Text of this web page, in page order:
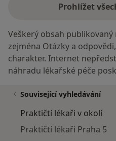
Prohlížet
Veškerý obsah publikovaný
zejména Otázky a
charakter. Internet
náhradu lékařské péče
Související vyhledávání
Praktičtí lékaři v okolí
Praktičtí lékaři Praha 5